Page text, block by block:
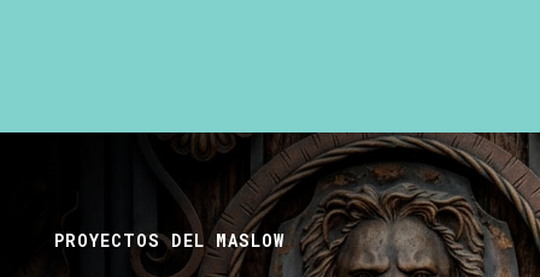
PROYECTOS DEL MASLOW